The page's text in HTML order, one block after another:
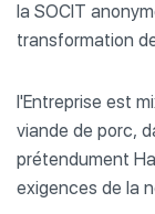
la SOCIT
transformation
l'Entreprise est
viande de porc,
prétendument
exigences de la